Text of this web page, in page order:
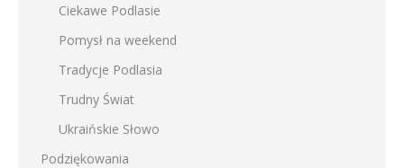
Ciekawe Podlasie
Pomysł na weekend
Tradycje Podlasia
Trudny Świat
Ukraińskie Słowo
Podziękowania